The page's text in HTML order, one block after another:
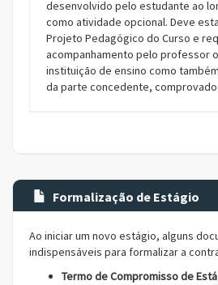
desenvolvido pelo estudante ao
como atividade opcional. Deve
Projeto Pedagógico do Curso e
acompanhamento pelo professor
instituição de ensino como
da parte concedente,
Formalização de Estágio
Ao iniciar um novo estágio, alguns
indispensáveis para formalizar a
Termo de Compromisso de